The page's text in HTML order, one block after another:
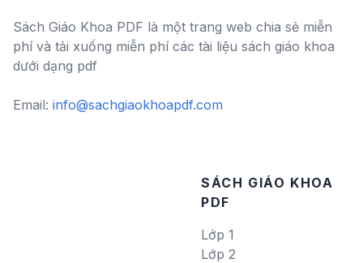
Sách Giáo Khoa PDF là một trang web chia sẻ miễn
phí và tải xuống miễn phí các tài liệu sách giáo khoa
dưới dạng pdf
Email: info@sachgiaokhoapdf.com
SÁCH GIÁO KHOA
PDF
Lớp 1
Lớp 2